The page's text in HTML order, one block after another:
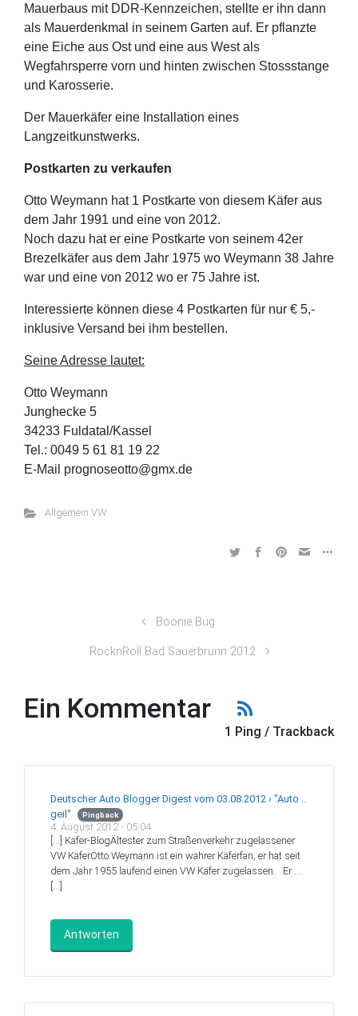
Mauerbaus mit DDR-Kennzeichen, stellte er ihn dann
als Mauerdenkmal in seinem Garten auf. Er pflanzte
eine Eiche aus Ost und eine aus West als
Wegfahrsperre vorn und hinten zwischen Stossstange
und Karosserie.
Der Mauerkäfer eine Installation eines
Langzeitkunstwerks.
Postkarten zu verkaufen
Otto Weymann hat 1 Postkarte von diesem Käfer aus
dem Jahr 1991 und eine von 2012.
Noch dazu hat er eine Postkarte von seinem 42er
Brezelkäfer aus dem Jahr 1975 wo Weymann 38 Jahre
war und eine von 2012 wo er 75 Jahre ist.
Interessierte können diese 4 Postkarten für nur € 5,-
inklusive Versand bei ihm bestellen.
Seine Adresse lautet:
Otto Weymann
Junghecke 5
34233 Fuldatal/Kassel
Tel.: 0049 5 61 81 19 22
E-Mail prognoseotto@gmx.de
Allgemein VW
Boonie Bug
RocknRoll Bad Sauerbrunn 2012
Ein Kommentar
1 Ping / Trackback
Deutscher Auto Blogger Digest vom 03.08.2012 › "Auto ..
geil"
Pingback
4. August 2012 - 05:04
[…] Käfer-BlogÄltester zum Straßenverkehr zugelassener
VW KäferOtto Weymann ist ein wahrer Käferfan, er hat seit
dem Jahr 1955 laufend einen VW Käfer zugelassen. Er …
[…]
Antworten